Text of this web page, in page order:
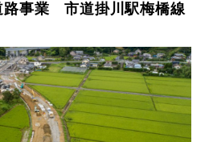
事業 市道掛川駅梅橋線